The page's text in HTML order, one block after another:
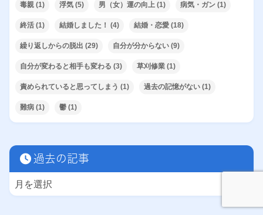
毒親 (1) 浮気 (5) 男（女）運の向上 (1) 病気・ガン (1)
終活 (1) 結婚しました！ (4) 結婚・恋愛 (18)
繰り返しからの脱出 (29) 自分が分からない (9)
自分が変わると相手も変わる (3) 草刈修業 (1)
責められていると思ってしまう (1) 過去の記憶がない (1)
難病 (1) 鬱 (1)
過去の記事